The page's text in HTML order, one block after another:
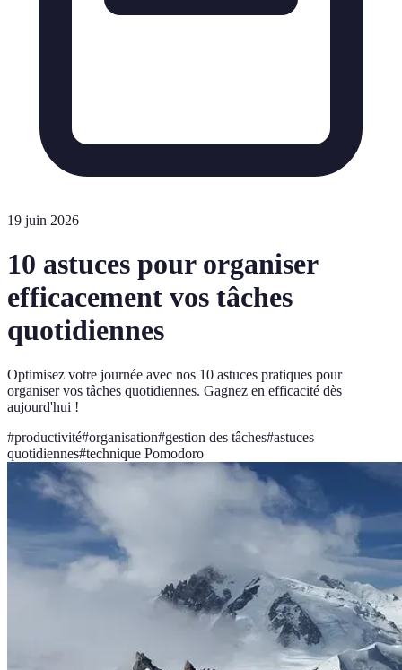
19 juin 2026
10 astuces pour organiser
efficacement vos tâches
quotidiennes
Optimisez votre journée avec nos 10 astuces pratiques pour
organiser vos tâches quotidiennes. Gagnez en efficacité dès
aujourd'hui !
#productivité#organisation#gestion des tâches#astuces
quotidiennes#technique Pomodoro